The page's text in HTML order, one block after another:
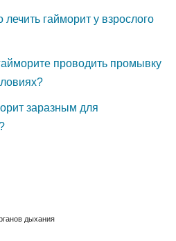
гайморит у взрослого
проводить промывку
заразным для
дыхания